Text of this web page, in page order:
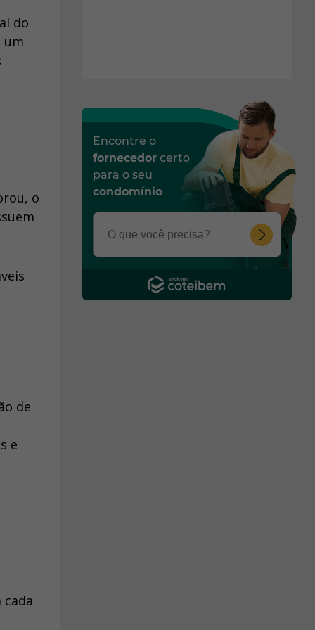
do
um
o
de
e
Encontre o
fornecedor certo
para o seu
condomínio